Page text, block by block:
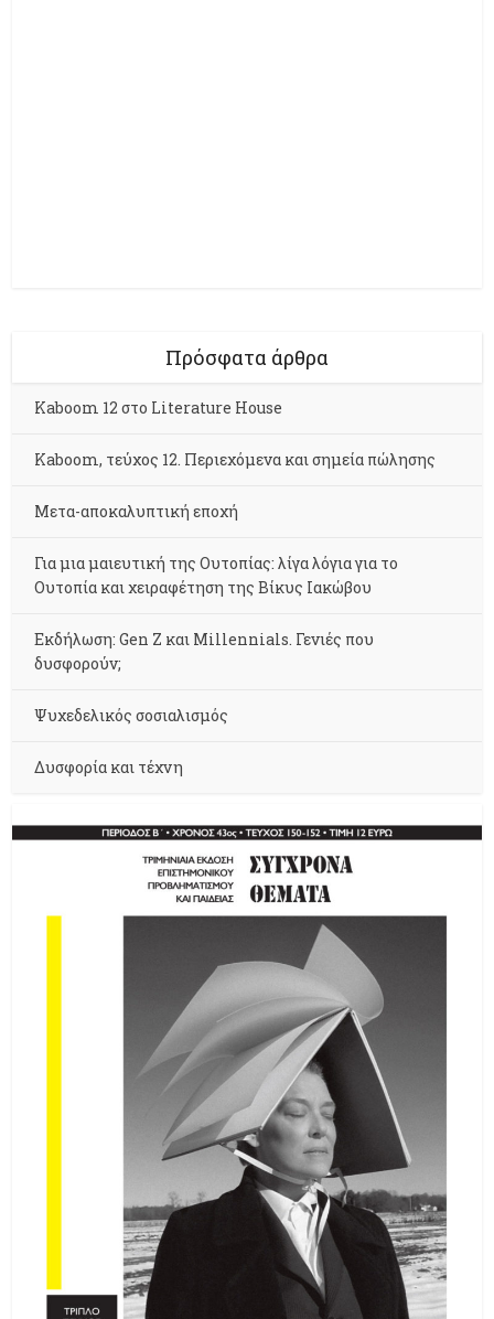
Πρόσφατα άρθρα
Kaboom 12 στο Literature House
Kaboom, τεύχος 12. Περιεχόμενα και σημεία πώλησης
Μετα-αποκαλυπτική εποχή
Για μια μαιευτική της Ουτοπίας: λίγα λόγια για το
Ουτοπία και χειραφέτηση της Βίκυς Ιακώβου
Εκδήλωση: Gen Z και Millennials. Γενιές που
δυσφορούν;
Ψυχεδελικός σοσιαλισμός
Δυσφορία και τέχνη